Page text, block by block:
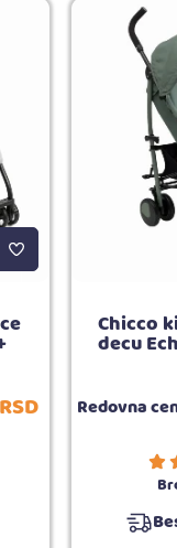
RSD
Chicco
decu
Redovna